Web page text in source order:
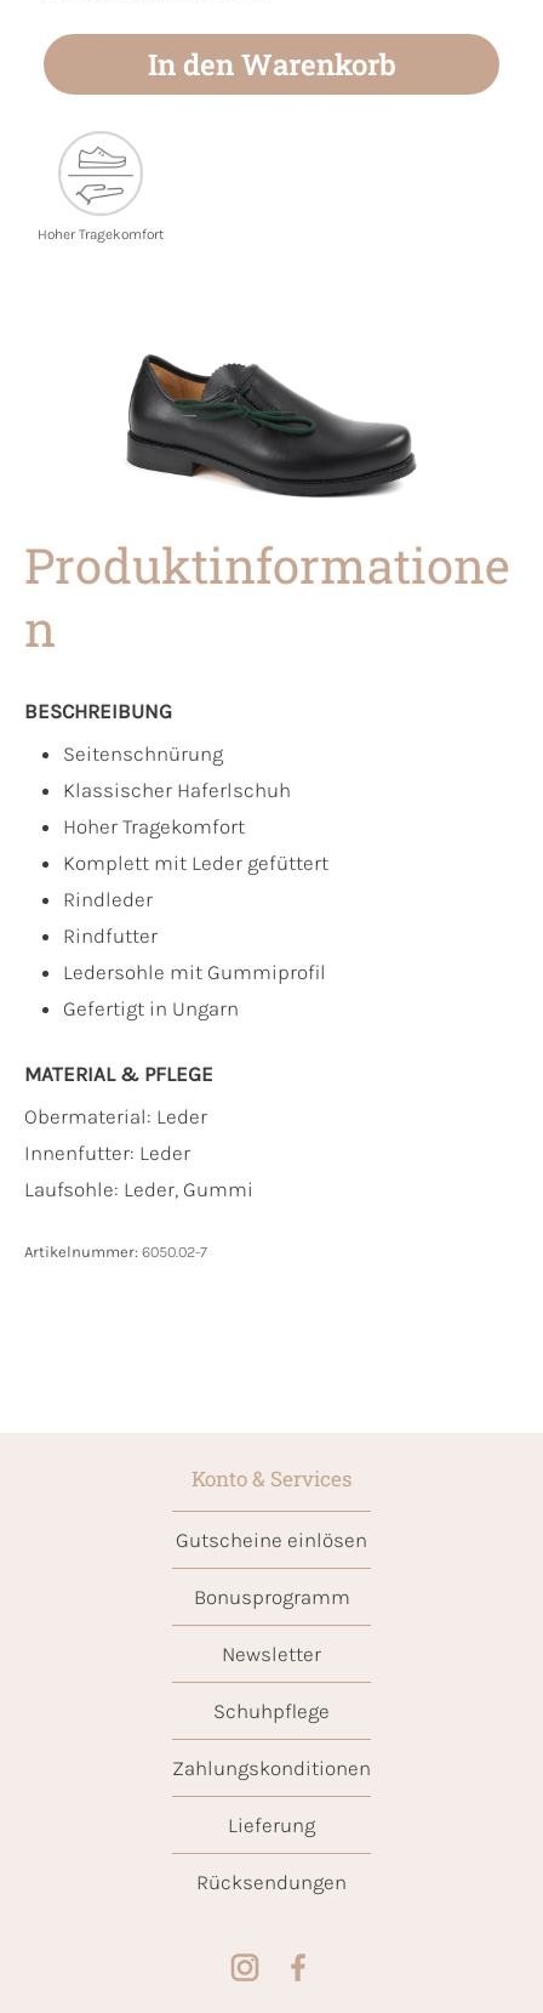
In den Warenkorb
Hoher Tragekomfort
Produktinformatione
n
BESCHREIBUNG
Seitenschnürung
Klassischer Haferlschuh
Hoher Tragekomfort
Komplett mit Leder gefüttert
Rindleder
Rindfutter
Ledersohle mit Gummiprofil
Gefertigt in Ungarn
MATERIAL & PFLEGE
Obermaterial: Leder
Innenfutter: Leder
Laufsohle: Leder, Gummi
Artikelnummer: 6050.02-7
Konto & Services
Gutscheine einlösen
Bonusprogramm
Newsletter
Schuhpflege
Zahlungskonditionen
Lieferung
Rücksendungen